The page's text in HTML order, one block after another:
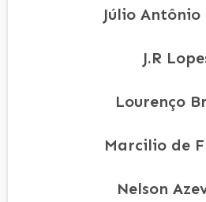
Júlio Antônio
J.R
Lourenço
Marcilio de
Nelson